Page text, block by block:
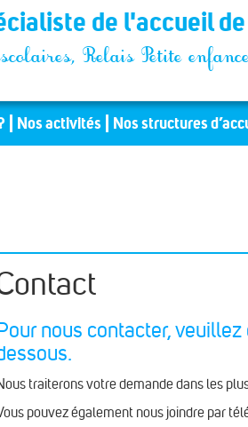
de l'accueil
Relais Petite
Nos activités Nos structures
nous contacter,
traiterons votre demande dans les
pouvez également nous joindre par